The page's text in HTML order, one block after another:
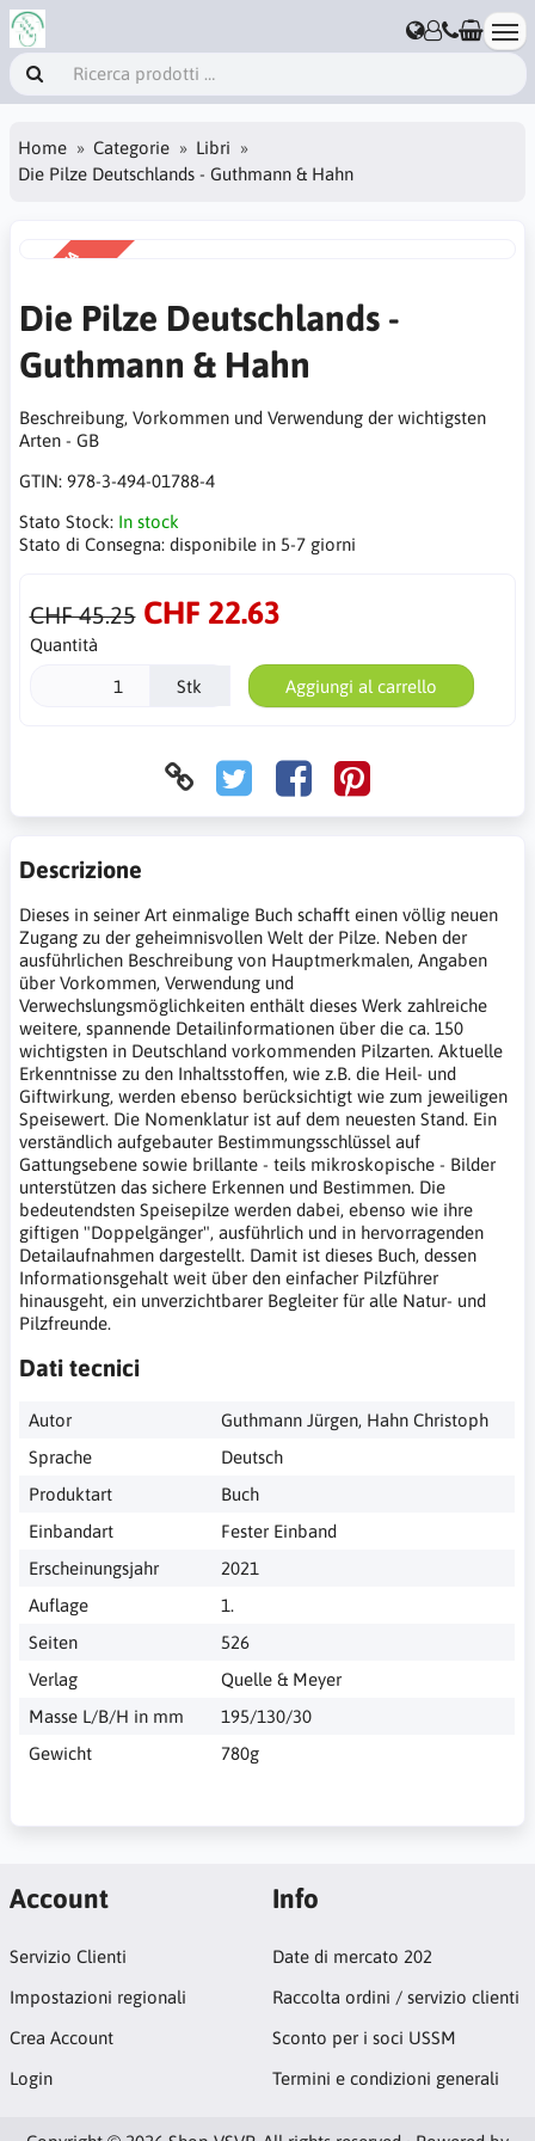
Home Categorie
Libri
Die Pilze Deutschlands - Guthmann & Hahn
VENDITA
Die Pilze Deutschlands -
Guthmann & Hahn
Beschreibung, Vorkommen und Verwendung der wichtigsten
Arten - GB
GTIN: 978-3-494-01788-4
Stato Stock: In stock
Stato di Consegna: disponibile in 5-7 giorni
CHF 45.25 CHF 22.63
Quantità
Stk Aggiungi al carrello
Descrizione
Dieses in seiner Art einmalige Buch schafft einen völlig neuen
Zugang zu der geheimnisvollen Welt der Pilze. Neben der
ausführlichen Beschreibung von Hauptmerkmalen, Angaben
über Vorkommen, Verwendung und
Verwechslungsmöglichkeiten enthält dieses Werk zahlreiche
weitere, spannende Detailinformationen über die ca. 150
wichtigsten in Deutschland vorkommenden Pilzarten. Aktuelle
Erkenntnisse zu den Inhaltsstoffen, wie z.B. die Heil- und
Giftwirkung, werden ebenso berücksichtigt wie zum jeweiligen
Speisewert. Die Nomenklatur ist auf dem neuesten Stand. Ein
verständlich aufgebauter Bestimmungsschlüssel auf
Gattungsebene sowie brillante - teils mikroskopische - Bilder
unterstützen das sichere Erkennen und Bestimmen. Die
bedeutendsten Speisepilze werden dabei, ebenso wie ihre
giftigen "Doppelgänger", ausführlich und in hervorragenden
Detailaufnahmen dargestellt. Damit ist dieses Buch, dessen
Informationsgehalt weit über den einfacher Pilzführer
hinausgeht, ein unverzichtbarer Begleiter für alle Natur- und
Pilzfreunde.
Dati tecnici
Autor
Guthmann Jürgen, Hahn Christoph
Sprache
Deutsch
Produktart
Buch
Einbandart
Fester Einband
Erscheinungsjahr
2021
Auflage
1.
Seiten
526
Verlag
Quelle & Meyer
Masse L/B/H in mm
195/130/30
Gewicht
780g
Account
Servizio Clienti
Impostazioni regionali
Crea Account
Login
Info
Date di mercato 202
Raccolta ordini / servizio clienti
Sconto per i soci USSM
Termini e condizioni generali